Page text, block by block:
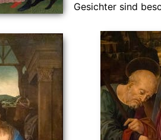
Gesichter sind